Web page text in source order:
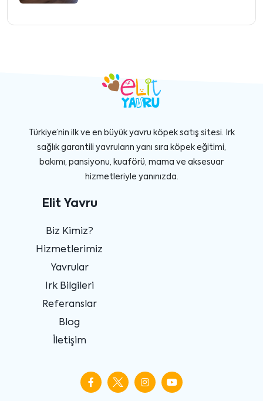
Türkiye’nin ilk ve en büyük yavru köpek satış sitesi. Irk
sağlık garantili yavruların yanı sıra köpek eğitimi,
bakımı, pansiyonu, kuaförü, mama ve aksesuar
hizmetleriyle yanınızda.
Elit Yavru
Biz Kimiz?
Hizmetlerimiz
Yavrular
Irk Bilgileri
Referanslar
Blog
İletişim